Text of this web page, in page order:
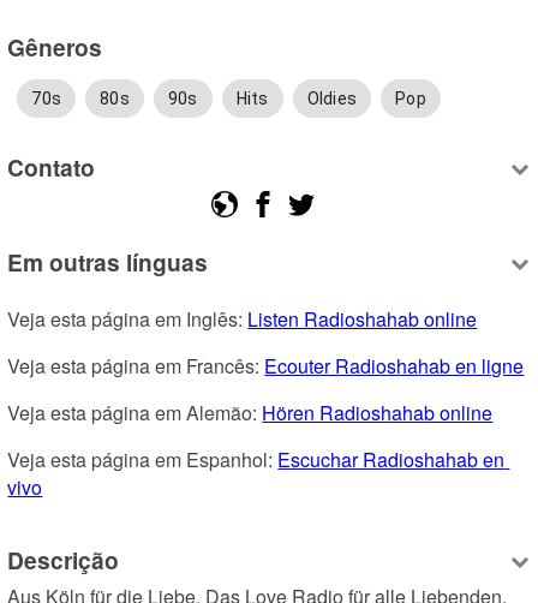
Gêneros
70s 80s 90s Hits Oldies Pop
Contato
Em outras línguas
Veja esta página em Inglês: Listen Radioshahab online
Veja esta página em Francês: Ecouter Radioshahab en ligne
Veja esta página em Alemão: Hören Radioshahab online
Veja esta página em Espanhol: Escuchar Radioshahab en
vivo
Descrição
Aus Köln für die Liebe, Das Love Radio für alle Liebenden.